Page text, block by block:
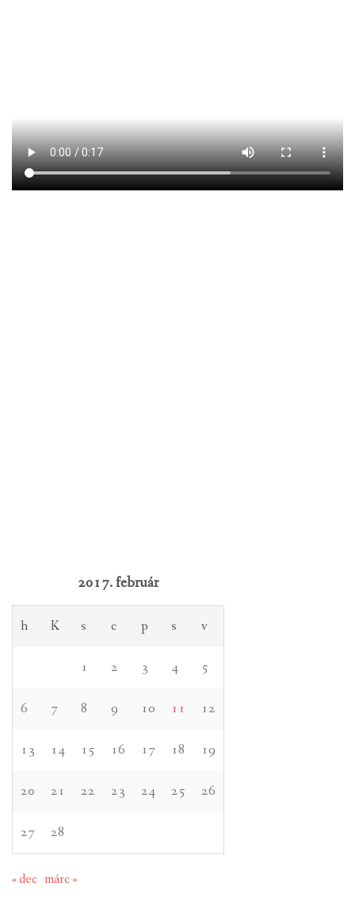
2017. február
h K s c p s v
1 2 3 4 5
6 7 8 9 10 11 12
13 14 15 16 17 18 19
20 21 22 23 24 25 26
27 28
« dec márc »